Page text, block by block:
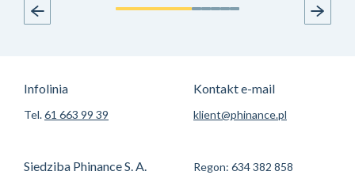
Infolinia
Tel.61 663 99 39
Kontakt e-mail
klient@phinance.pl
Siedziba Phinance S. A.
Regon: 634 382 858